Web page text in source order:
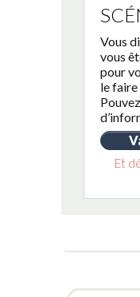
Vous
vous
pour
le faire
Et